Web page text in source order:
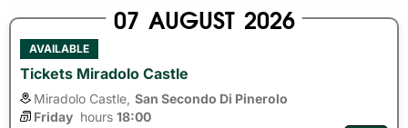
07 AUGUST 2026
AVAILABLE
Tickets Miradolo Castle
Miradolo Castle, San Secondo Di Pinerolo
Friday hours 18:00